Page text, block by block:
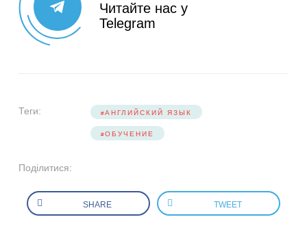
Читайте нас у
Telegram
Теги: АНГЛИЙСКИЙ ЯЗЫК
ОБУЧЕНИЕ
Поділитися:
SHARE TWEET